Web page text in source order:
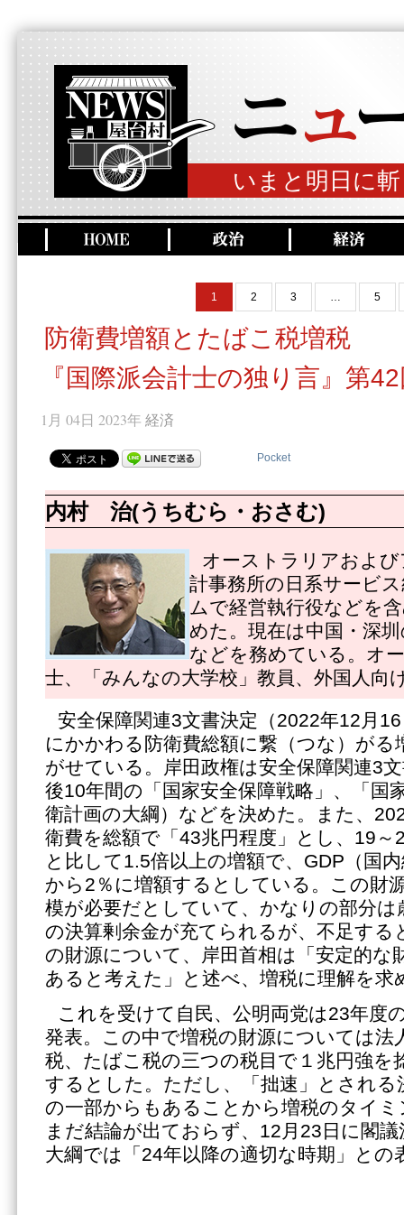
いまと明日に
1 2 3 … 5
防衛費増額とたばこ税増税
『国際派会計士の独り言』第
1月 04日 2023年 経済
Pocket
内村 治(うちむら・おさむ)
オーストラリアおよ
計事務所の日系サービ
ムで経営執行役などを
めた。現在は中国・深
などを務めている。オ
士、「みんなの大学校」教員、外国人向
安全保障関連3文書決定（2022年12月
にかかわる防衛費総額に繋（つな）がる
がせている。岸田政権は安全保障関連3
後10年間の「国家安全保障戦略」、「国
衛計画の大綱）などを決めた。また、
衛費を総額で「43兆円程度」とし、19～
と比して1.5倍以上の増額で、GDP（国
から2％に増額するとしている。この財
模が必要だとしていて、かなりの部分は
の決算剰余金が充てられるが、不足する
の財源について、岸田首相は「安定的な
あると考えた」と述べ、増税に理解を求
これを受けて自民、公明両党は23年度
発表。この中で増税の財源については法
税、たばこ税の三つの税目で１兆円強を
するとした。ただし、「拙速」とされる
の一部からもあることから増税のタイ
まだ結論が出ておらず、12月23日に閣
大綱では「24年以降の適切な時期」との